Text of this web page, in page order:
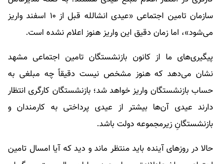
سازمان تامین اجتماعی «عیدی انشالله قبل از ۱۰ اسفند واریز
می‌شود»، اما زمان دقیق این واریز هنوز اعلام نشده است.
پیگیری‌های ما از کانون بازنشستگان تامین اجتماعی مشهد
نشان می‌دهد که هنوز مشخص نیست دقیقاً چه مبلغی به
حساب بازنشستگان واریز خواهد شد؛ بازنشستگان کارگری انتظار
دارند عیدی آن‌ها بیشتر از عیدی پرداختی به کارمندان و
بازنشستگانِ زیرمجموعه دولت باشد.
حالا در روزهای آینده باید منتظر ماند و دید که آیا امسال تامین